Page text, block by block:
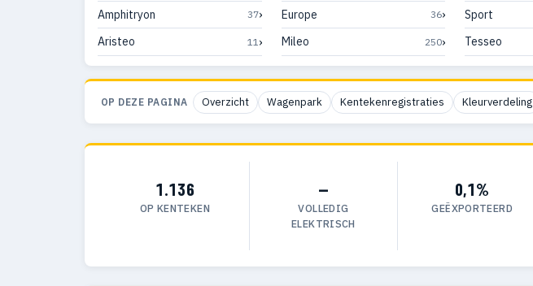
Amphitryon 37›
Aristeo 11 ›
Europe 36›
Mileo 250›
Sport
Tesseo
OP DEZE PAGINA Overzicht Wagenpark Kentekenregistraties Kleurverdeling
1.136
OP KENTEKEN
—
VOLLEDIG
ELEKTRISCH
0,1%
GEËXPORTEERD